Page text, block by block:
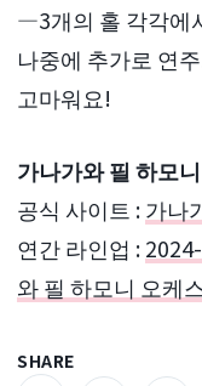
―3개의 홀 각각에
나중에 추가로 연
고마워요!
가나가와 필 하모
공식 사이트 :가나
연간 라인업 :
와 필 하모니 오케
SHARE